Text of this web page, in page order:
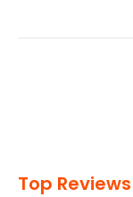
Top Reviews